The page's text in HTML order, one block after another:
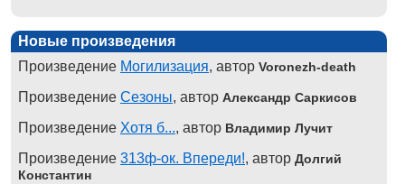
Новые произведения
Произведение Могилизация, автор Voronezh-death
Произведение Сезоны, автор Александр Саркисов
Произведение Хотя б..., автор Владимир Лучит
Произведение 313ф-ок. Впереди!, автор Долгий
Константин